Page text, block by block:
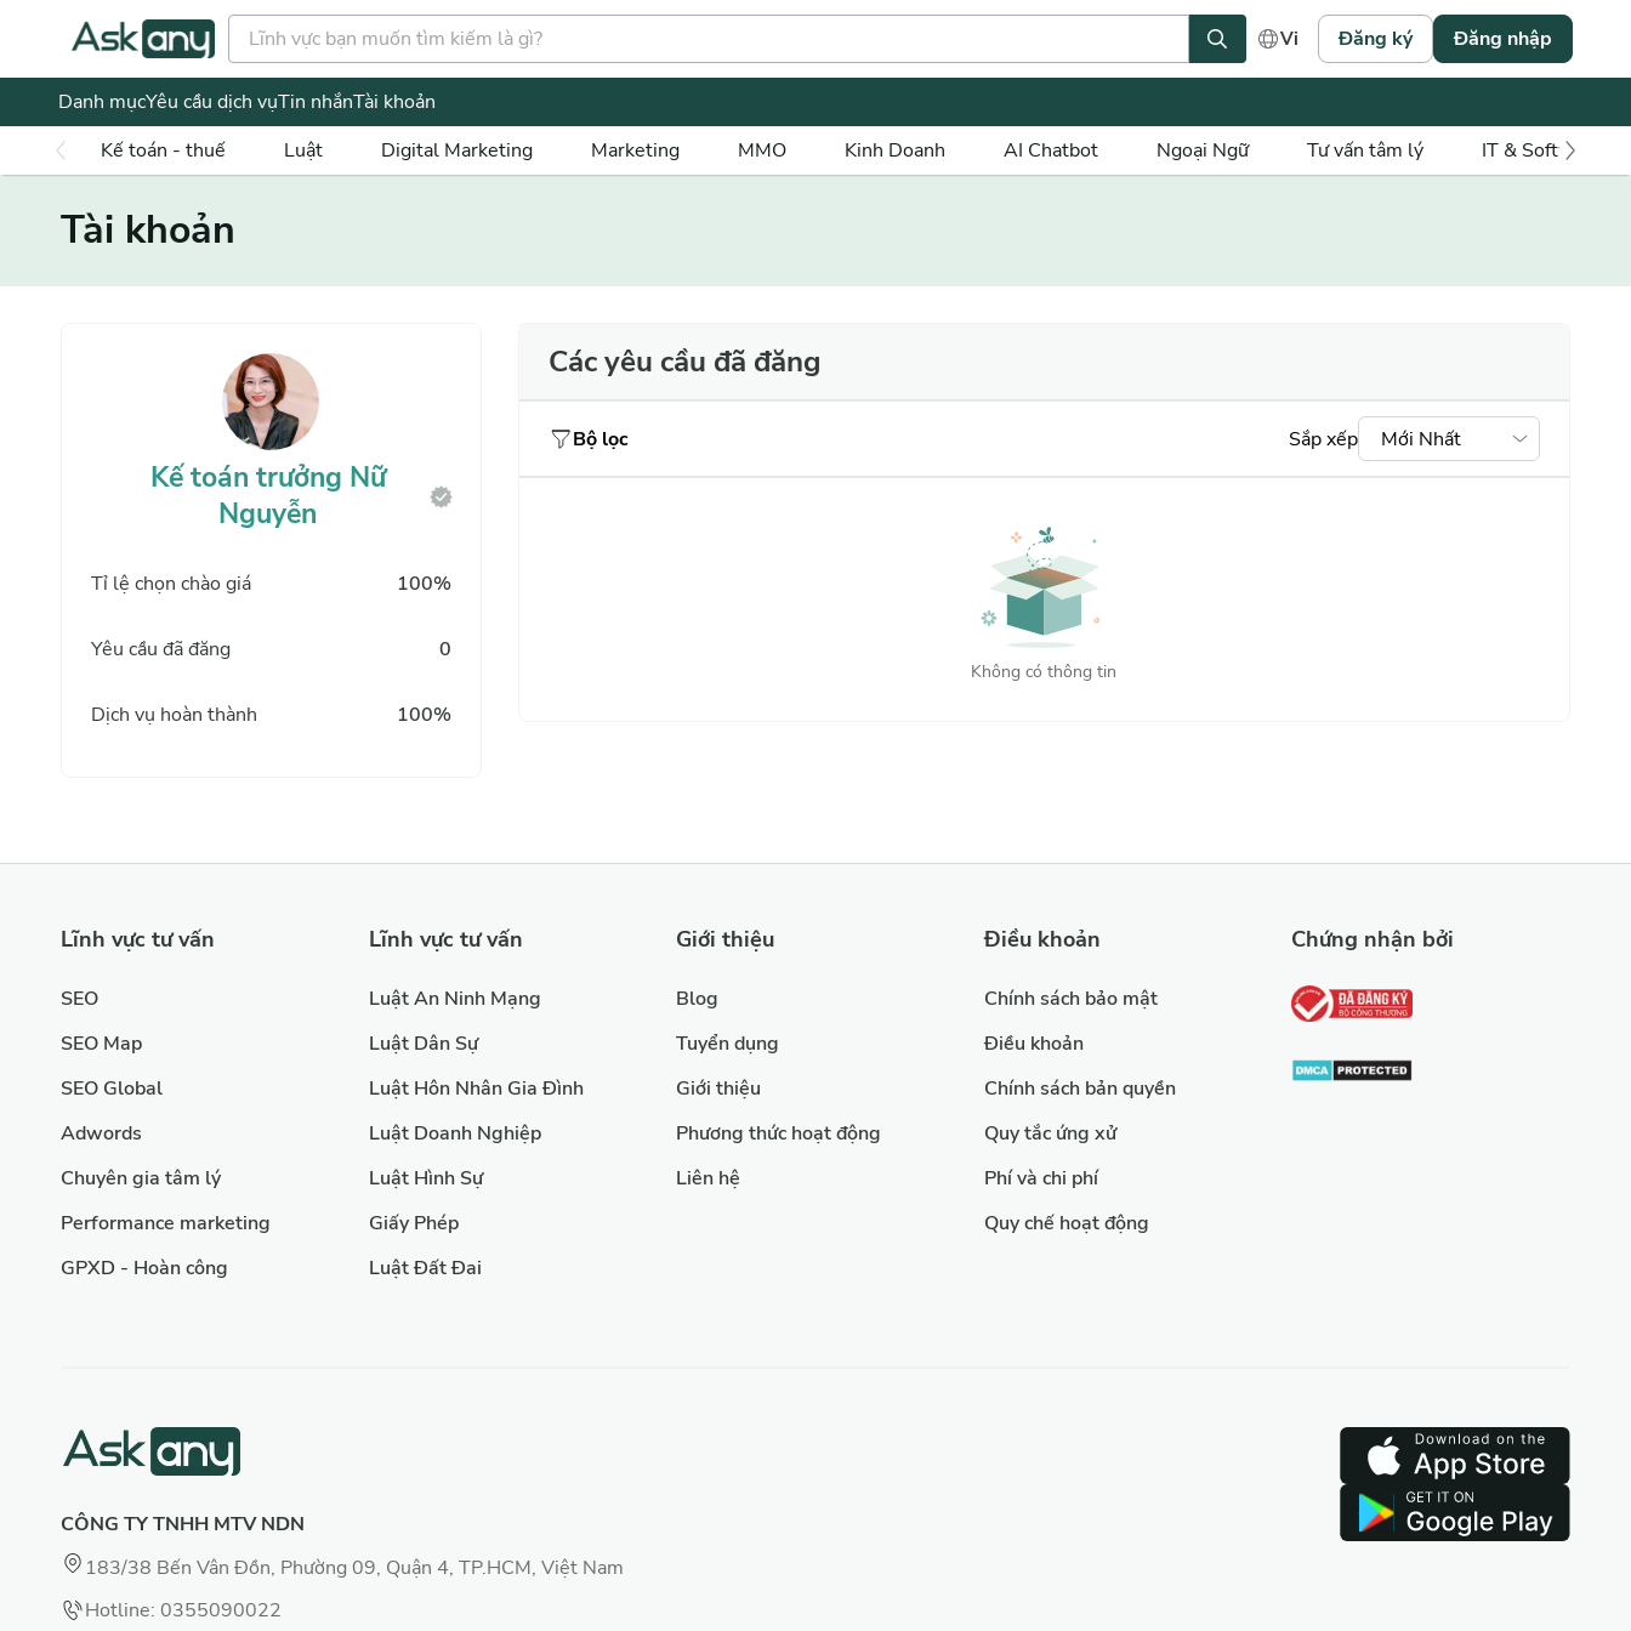
Vi Đăng ký Đăng nhập
Danh mụcYêu cầu dịch vụTin nhắnTài khoản
Kế toán - thuế
Luật Digital Marketing Marketing MMO Kinh Doanh AI Chatbot Ngoại Ngữ Tư vấn tâm lý IT & Software
Tài khoản
Kế toán trưởng Nữ
Nguyễn
Tỉ lệ chọn chào giá 100%
Yêu cầu đã đăng 0
Dịch vụ hoàn thành 100%
Các yêu cầu đã đăng
Bộ lọc Sắp xếp Mới Nhất
Không có thông tin
Lĩnh vực tư vấn
SEO
SEO Map
SEO Global
Adwords
Chuyên gia tâm lý
Performance marketing
GPXD - Hoàn công
Lĩnh vực tư vấn
Luật An Ninh Mạng
Luật Dân Sự
Luật Hôn Nhân Gia Đình
Luật Doanh Nghiệp
Luật Hình Sự
Giấy Phép
Luật Đất Đai
Giới thiệu
Blog
Tuyển dụng
Giới thiệu
Phương thức hoạt động
Liên hệ
Điều khoản
Chính sách bảo mật
Điều khoản
Chính sách bản quyền
Quy tắc ứng xử
Phí và chi phí
Quy chế hoạt động
Chứng nhận bởi
CÔNG TY TNHH MTV NDN
183/38 Bến Vân Đồn, Phường 09, Quận 4, TP.HCM, Việt Nam
Hotline: 0355090022